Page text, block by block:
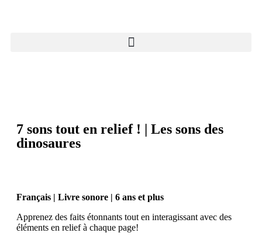
7 sons tout en relief ! | Les sons des
dinosaures
Français | Livre sonore | 6 ans et plus
Apprenez des faits étonnants tout en interagissant avec des
éléments en relief à chaque page!